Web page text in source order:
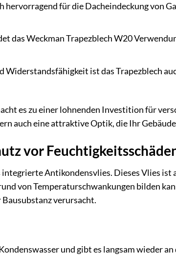
hervorragend für die Dacheindeckung von
das Weckman Trapezblech W20
Widerstandsfähigkeit ist das Trapezblech
es zu einer lohnenden Investition für
auch eine attraktive Optik, die Ihr
vor
Antikondensvlies. Dieses Vlies ist
von Temperaturschwankungen bilden
verursacht.
und gibt es langsam wieder